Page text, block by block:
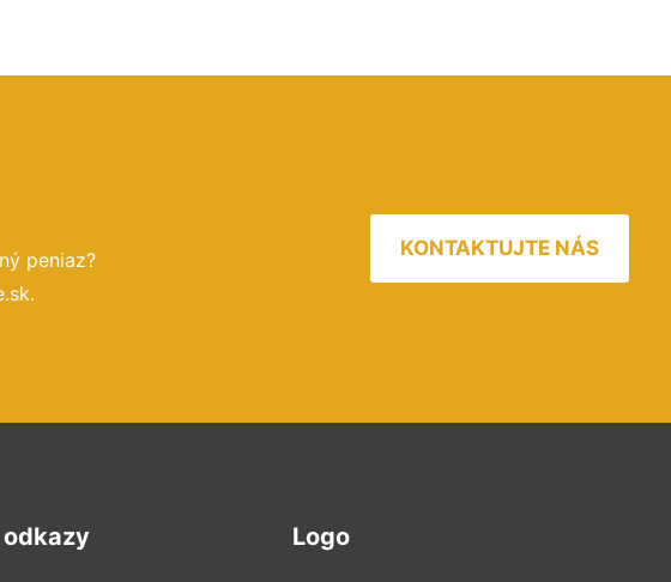
peniaz?
KONTAKTUJTE NÁS
Logo